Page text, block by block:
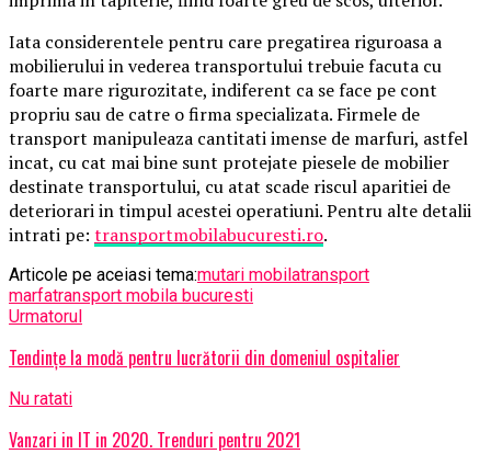
Iata considerentele pentru care pregatirea riguroasa a
mobilierului in vederea transportului trebuie facuta cu
foarte mare rigurozitate, indiferent ca se face pe cont
propriu sau de catre o firma specializata. Firmele de
transport manipuleaza cantitati imense de marfuri, astfel
incat, cu cat mai bine sunt protejate piesele de mobilier
destinate transportului, cu atat scade riscul aparitiei de
deteriorari in timpul acestei operatiuni. Pentru alte detalii
intrati pe: transportmobilabucuresti.ro.
Articole pe aceiasi tema:mutari mobilatransport
marfatransport mobila bucuresti
Urmatorul
Tendințe la modă pentru lucrătorii din domeniul ospitalier
Nu ratati
Vanzari in IT in 2020. Trenduri pentru 2021